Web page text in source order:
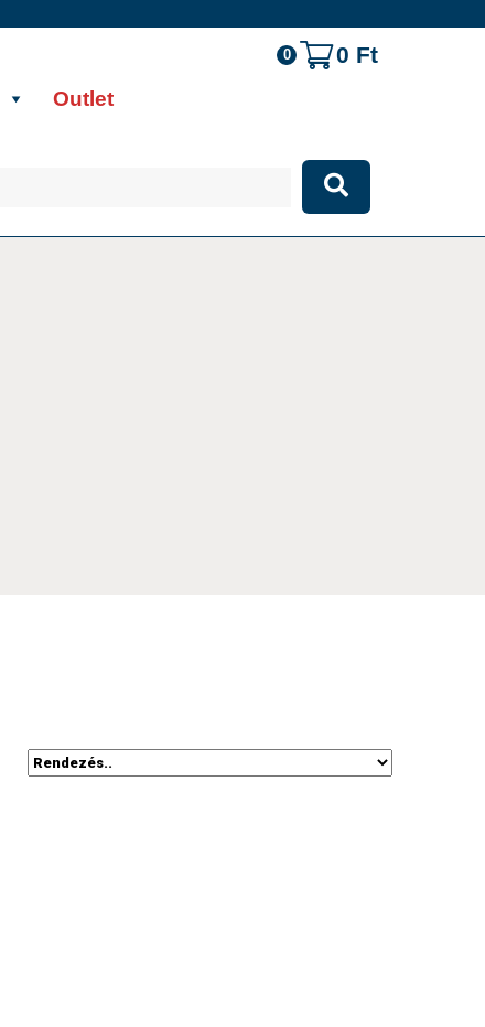
0 0 Ft
Outlet